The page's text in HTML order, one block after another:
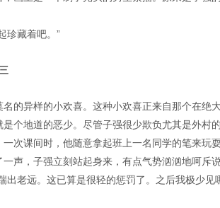
珍藏着吧。”
三
的异样的小欢喜。这种小欢喜正来自那个在绝
个地道的恶少。尽管子强很少欺负尤其是外村
次课间时，他随意拿起班上一名同学的笔来玩
声，子强立刻站起身来，有点气势汹汹地呵斥
出老远。这已算是很轻的惩罚了。之后我极少见